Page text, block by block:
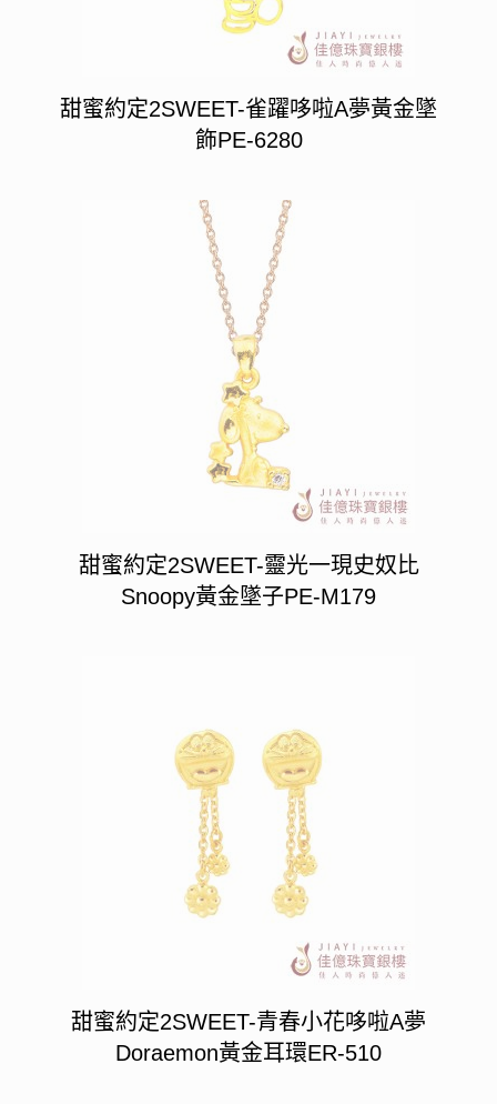
甜蜜約定2SWEET-雀躍哆啦A夢黃金墜
飾PE-6280
甜蜜約定2SWEET-靈光一現史奴比
Snoopy黃金墜子PE-M179
甜蜜約定2SWEET-青春小花哆啦A夢
Doraemon黃金耳環ER-510